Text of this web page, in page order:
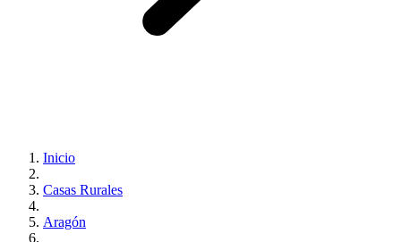
Inicio
Casas Rurales
Aragón